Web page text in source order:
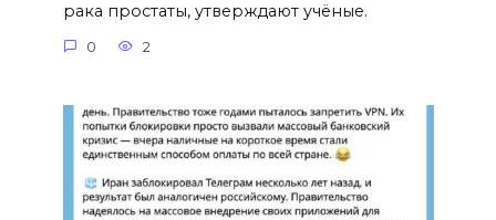
рака простаты, утверждают учёные.
0 2